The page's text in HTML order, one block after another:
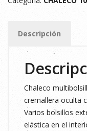
108
cantidad
Descripción
Chaleco
cremallera oculta
Varios bolsillos
elástica en el